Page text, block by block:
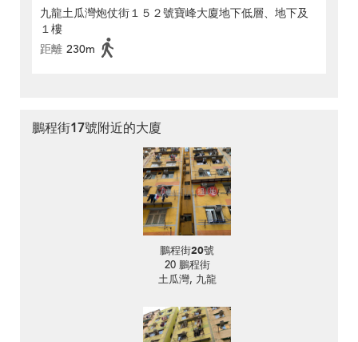
九龍土瓜灣炮仗街１５２號寶峰大廈地下低層、地下及
１樓
距離 230m
鵬程街17號附近的大廈
鵬程街20號
20 鵬程街
土瓜灣, 九龍